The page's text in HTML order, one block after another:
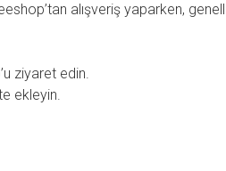
alışveriş yaparken,
ziyaret edin.
ekleyin.